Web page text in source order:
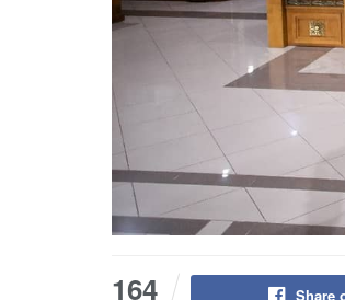
164 Share